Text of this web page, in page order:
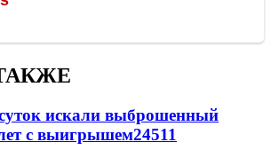
искали выброшенный
с выигрышем24511